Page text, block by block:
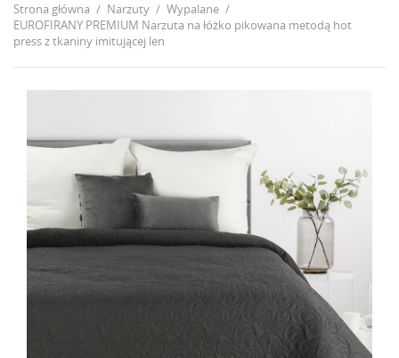
Strona główna Narzuty
Wypalane
EUROFIRANY PREMIUM Narzuta na łóżko pikowana metodą hot
press z tkaniny imitującej len